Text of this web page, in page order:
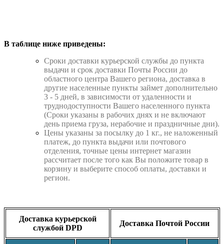
В таблице ниже приведены:
Cроки доставки курьерской службы до пункта
выдачи и срок доставки Почты России до
областного центра Вашего региона, доставка в
другие населенные пункты займет дополнительно
3 - 5 дней, в зависимости от удаленности и
труднодоступности Вашего населенного пункта
(Сроки указаны в рабочих днях и не включают
день приема груза, нерабочие и праздничные дни).
Цены указаны за посылку до 1 кг., не наложенный
платеж, до пункта выдачи или почтового
отделения, точные цены интернет магазин
рассчитает после того как Вы положите товар в
корзину и выберите способ оплаты, доставки и
регион.
Доставка курьерской
службой DPD
Доставка Почтой России